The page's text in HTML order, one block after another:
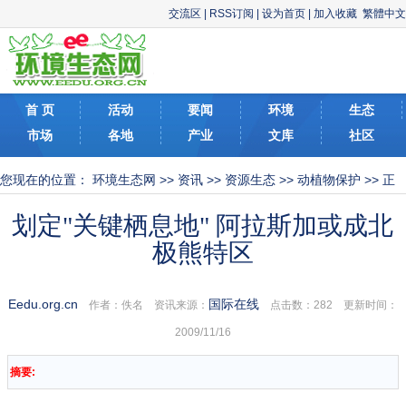
交流区 RSS订阅 设为首页 加入收藏 繁體中文
首 页 活动 要闻 环境
生态
市场
各地 产业 文库 社区
您现在的位置： 环境生态网 >> 资讯 >> 资源生态 >> 动植物保护 >> 正
划定"关键栖息地" 阿拉斯加或成北
极熊特区
Eedu.org.cn 作者：佚名 资讯来源： 国际在线点击数： 282 更新时间：
2009/11/16
摘要: